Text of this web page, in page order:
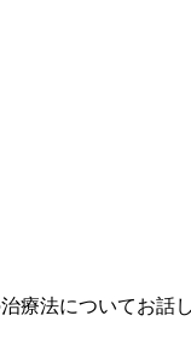
療法についてお話